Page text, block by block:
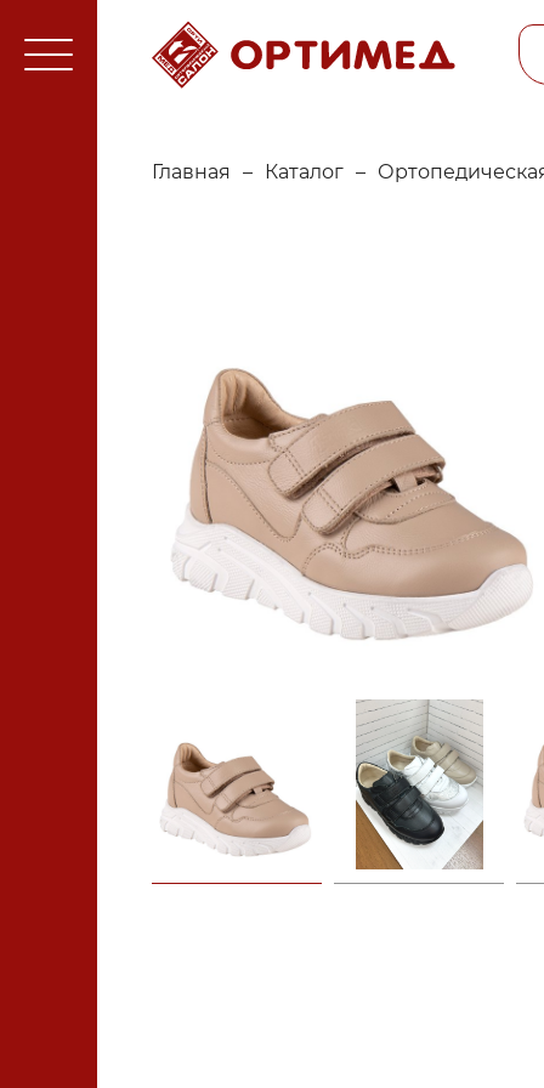
Главная – Каталог –
Ортопедическая обувь
Ортопедические изделия